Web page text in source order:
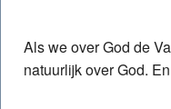
Toelichtende
Als we over God de
natuurlijk over God.